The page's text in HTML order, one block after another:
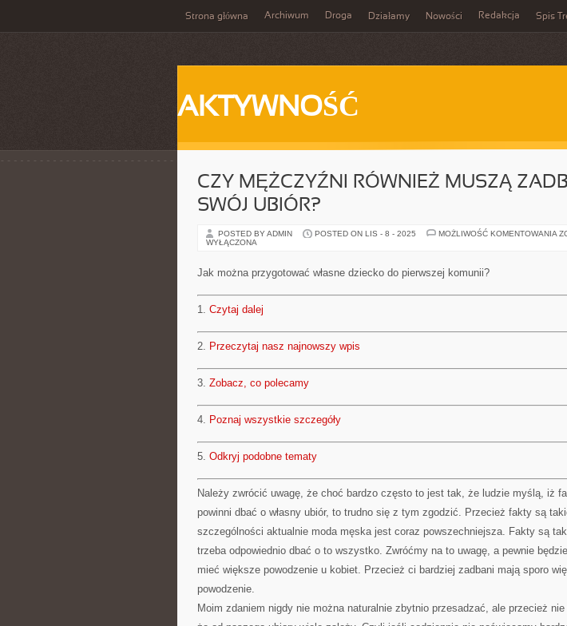
Strona główna Archiwum Droga Działamy Nowości Redakcja Spis
AKTYWNOŚĆ
CZY MĘŻCZYŹNI RÓWNIEŻ MUSZĄ
SWÓJ UBIÓR?
POSTED BY ADMIN POSTED ON LIS - 8 - 2025 MOŻLIWOŚĆ KOMENTOWANIA
WYŁĄCZONA
Jak można przygotować własne dziecko do pierwszej komunii?
1. Czytaj dalej
2. Przeczytaj nasz najnowszy wpis
3. Zobacz, co polecamy
4. Poznaj wszystkie szczegóły
5. Odkryj podobne tematy
Należy zwrócić uwagę, że choć bardzo często to jest tak, że ludzie myślą, iż
powinni dbać o własny ubiór, to trudno się z tym zgodzić. Przecież fakty są
szczególności aktualnie moda męska jest coraz powszechniejsza. Fakty są
trzeba odpowiednio dbać o to wszystko. Zwróćmy na to uwagę, a pewnie
mieć większe powodzenie u kobiet. Przecież ci bardziej zadbani mają sporo
powodzenie.
Moim zdaniem nigdy nie można naturalnie zbytnio przesadzać, ale przecież